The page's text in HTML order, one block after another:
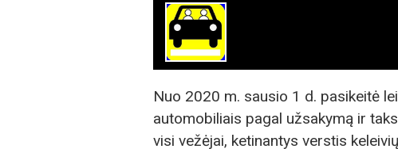
Nuo 2020 m. sausio 1 d. pasikeitė
automobiliais pagal užsakymą ir
visi vežėjai, ketinantys verstis